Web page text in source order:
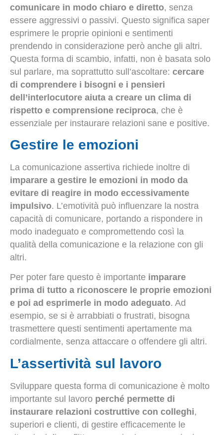
comunicare in modo chiaro e diretto, senza
essere aggressivi o passivi. Questo significa saper
esprimere le proprie opinioni e sentimenti
prendendo in considerazione però anche gli altri.
Questa forma di scambio, infatti, non è basata solo
sul parlare, ma soprattutto sull’ascoltare: cercare
di comprendere i bisogni e i pensieri
dell’interlocutore aiuta a creare un clima di
rispetto e comprensione reciproca, che è
essenziale per instaurare relazioni sane e positive.
Gestire le emozioni
La comunicazione assertiva richiede inoltre di
imparare a gestire le emozioni in modo da
evitare di reagire in modo eccessivamente
impulsivo. L’emotività può influenzare la nostra
capacità di comunicare, portando a rispondere in
modo inadeguato e compromettendo così la
qualità della comunicazione e la relazione con gli
altri.
Per poter fare questo è importante imparare
prima di tutto a riconoscere le proprie emozioni
e poi ad esprimerle in modo adeguato. Ad
esempio, se si è arrabbiati o frustrati, bisogna
trasmettere questi sentimenti apertamente ma
cordialmente, senza attaccare o offendere gli altri.
L’assertività sul lavoro
Sviluppare questa forma di comunicazione è molto
importante sul lavoro perché permette di
instaurare relazioni costruttive con colleghi,
superiori e clienti, di gestire efficacemente le